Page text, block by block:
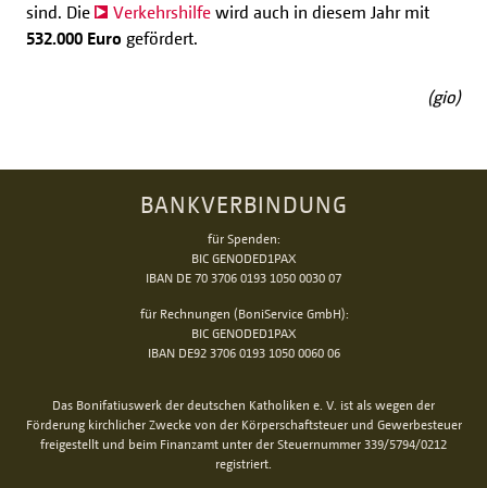
sind. Die
Verkehrshilfe wird auch in diesem Jahr mit
532.000 Euro gefördert.
(gio)
BANKVERBINDUNG
für Spenden:
BIC GENODED1PAX
IBAN DE 70 3706 0193 1050 0030 07
für Rechnungen (BoniService GmbH):
BIC GENODED1PAX
IBAN DE92 3706 0193 1050 0060 06
Das Bonifatiuswerk der deutschen Katholiken e. V. ist als wegen der
Förderung kirchlicher Zwecke von der Körperschaftsteuer und Gewerbesteuer
freigestellt und beim Finanzamt unter der Steuernummer 339/5794/0212
registriert.